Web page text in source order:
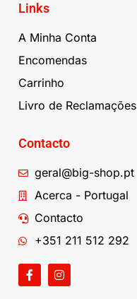
Links
A Minha Conta
Encomendas
Carrinho
Livro de Reclamações
Contacto
geral@big-shop.pt
Acerca - Portugal
Contacto
+351 211 512 292